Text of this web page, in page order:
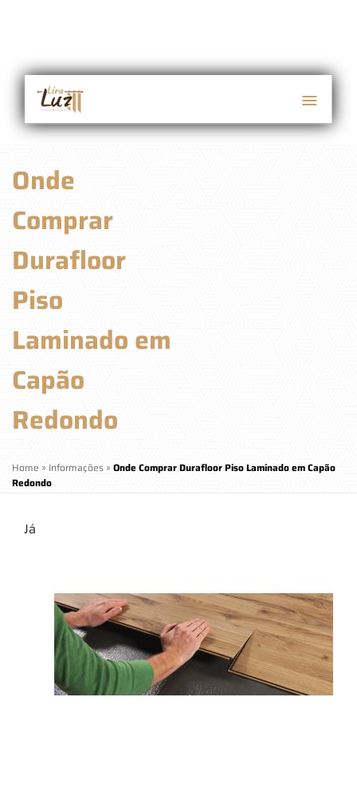
Onde
Comprar
Durafloor
Piso
Laminado em
Capão
Redondo
Home » Informações » Onde Comprar Durafloor Piso Laminado em Capão
Redondo
Já